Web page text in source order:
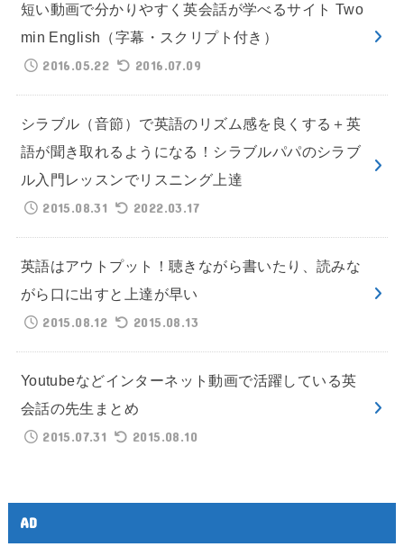
短い動画で分かりやすく英会話が学べるサイト Two
min English（字幕・スクリプト付き）
2016.05.22
2016.07.09
シラブル（音節）で英語のリズム感を良くする＋英
語が聞き取れるようになる！シラブルパパのシラブ
ル入門レッスンでリスニング上達
2015.08.31
2022.03.17
英語はアウトプット！聴きながら書いたり、読みな
がら口に出すと上達が早い
2015.08.12
2015.08.13
Youtubeなどインターネット動画で活躍している英
会話の先生まとめ
2015.07.31
2015.08.10
AD